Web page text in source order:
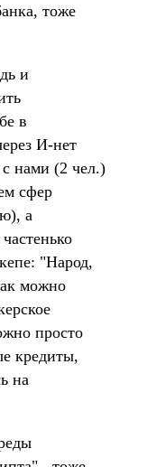
тоже
и
в
И-нет
нами (2 чел.)
сфер
а
"Народ,
можно
просто
кредиты,
на